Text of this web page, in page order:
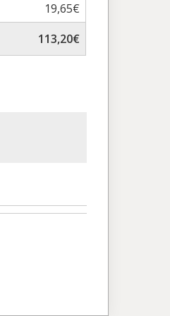
19,65€
113,20€